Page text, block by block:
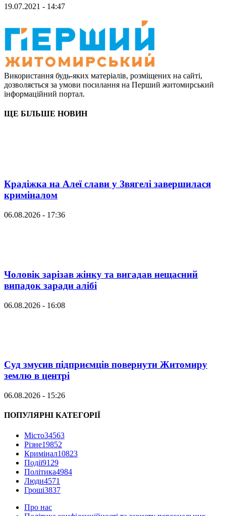
19.07.2021 - 14:47
Використання будь-яких матеріалів, розміщених на сайті,
дозволяється за умови посилання на Перший житомирський
інформаційний портал.
ЩЕ БІЛЬШЕ НОВИН
Крадіжка на Алеї слави у Звягелі завершилася
криміналом
06.08.2026 - 17:36
Чоловік зарізав жінку та вигадав нещасний
випадок заради алібі
06.08.2026 - 16:08
Суд змусив підприємців повернути Житомиру
землю в центрі
06.08.2026 - 15:26
ПОПУЛЯРНІ КАТЕГОРІЇ
Місто34563
Різне19852
Кримінал10823
Події9129
Політика4984
Люди4571
Гроші3837
Про нас